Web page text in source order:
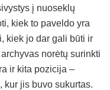
į nuoseklų
kiek to paveldo yra
kiek jo dar gali būti ir
norėtų surinkti
ir kita pozicija –
kur jis buvo sukurtas.